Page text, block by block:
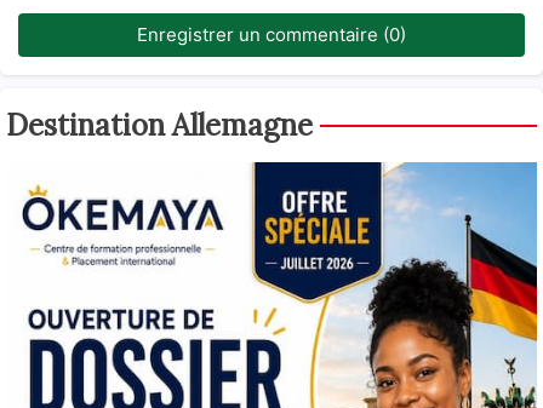
Enregistrer un commentaire (0)
Destination Allemagne